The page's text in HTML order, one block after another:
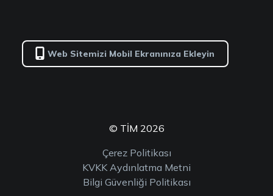
Web Sitemizi Mobil Ekranınıza Ekleyin
© TİM 2026
Çerez Politikası
KVKK Aydınlatma Metni
Bilgi Güvenliği Politikası